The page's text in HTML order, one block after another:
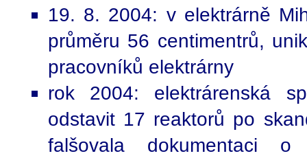
19. 8. 2004: v elektrárně
průměru 56 centimentrů,
pracovníků elektrárny
rok 2004: elektrárenská
odstavit 17 reaktorů po
falšovala dokumentaci o